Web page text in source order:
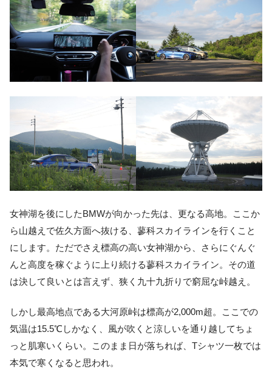
女神湖を後にしたBMWが向かった先は、更なる高地。ここか
ら山越えで佐久方面へ抜ける、蓼科スカイラインを行くこと
にします。ただでさえ標高の高い女神湖から、さらにぐんぐ
んと高度を稼ぐように上り続ける蓼科スカイライン。その道
は決して良いとは言えず、狭く九十九折りで窮屈な峠越え。
しかし最高地点である大河原峠は標高が2,000m超。ここでの
気温は15.5℃しかなく、風が吹くと涼しいを通り越してちょ
っと肌寒いくらい。このまま日が落ちれば、Tシャツ一枚では
本気で寒くなると思われ。